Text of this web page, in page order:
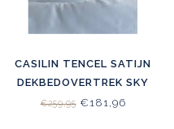
CASILIN TENCEL SATIJN
DEKBEDOVERTREK SKY
BLUE
€259,95€181,96